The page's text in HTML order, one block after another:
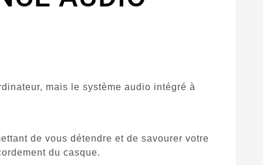
mais le système audio intégré à
de vous détendre et de savourer votre
du casque.